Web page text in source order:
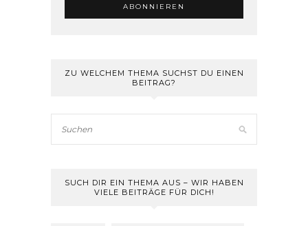
ZU WELCHEM THEMA SUCHST DU EINEN
BEITRAG?
SUCH DIR EIN THEMA AUS – WIR HABEN
VIELE BEITRÄGE FÜR DICH!